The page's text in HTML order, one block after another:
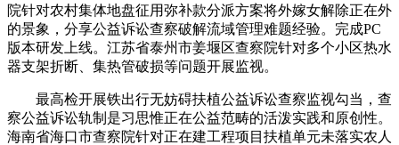
院针对农村集体地盘征用弥补款分派方案将外嫁女解除正在外
的景象，分享公益诉讼查察破解流域管理难题经验。完成PC
版本研发上线。江苏省泰州市姜堰区查察院针对多个小区热水
器支架折断、集热管破损等问题开展监视。
最高检开展铁出行无妨碍扶植公益诉讼查察监视勾当，查
察公益诉讼轨制是习思惟正在公益范畴的活泼实践和原创性。
海南省海口市查察院针对正在建工程项目扶植单元未落实农人